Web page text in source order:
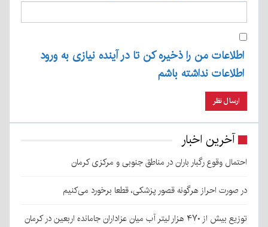
اطلاعات من را ذخیره کن تا در آینده نیازی به ورود
اطلاعات نداشته باشم
آخرین اخبار
احتمال وقوع رگبار باران در مناطق جنوبی و مرکزی کرمان
در صورت احراز هرگونه قصور پزشکی، قطعا برخورد می‌کنیم
توزیع بیش از ۴۷۰ هزار لیتر آب میان عزاداران جامانده اربعین در کرمان